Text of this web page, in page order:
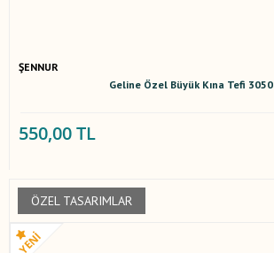
ŞENNUR
Geline Özel Büyük Kına Tefi 3050
550,00 TL
ÖZEL TASARIMLAR